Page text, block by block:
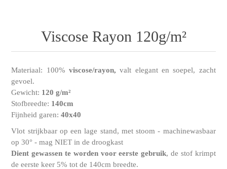
Viscose Rayon 120g/m²
Materiaal: 100%viscose/rayon,valt elegant en soepel, zacht
gevoel.
Gewicht: 120 g/m²
Stofbreedte: 140cm
Fijnheid garen: 40x40
Vlot strijkbaar op een lage stand, met stoom - machinewasbaar
op 30° - mag NIET in de droogkast
Dient gewassen te worden voor eerste gebruik, de stof krimpt
de eerste keer 5% tot de 140cm breedte.